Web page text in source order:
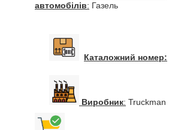
автомобілів: Газель
Каталожний номер:
Виробник: Truckman